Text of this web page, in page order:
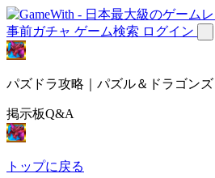
事前ガチャ ゲーム検索 ログイン
パズドラ攻略｜パズル＆ドラゴンズ
掲示板Q&A
トップに戻る